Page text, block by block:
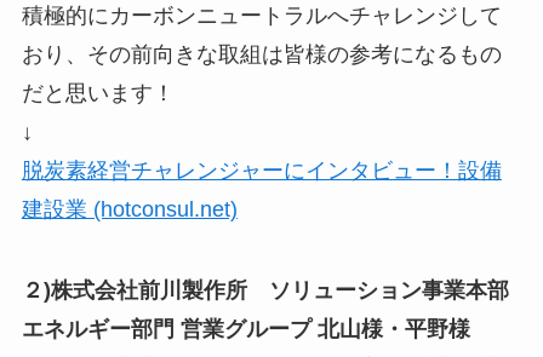
積極的にカーボンニュートラルへチャレンジして
おり、その前向きな取組は皆様の参考になるもの
だと思います！
↓
脱炭素経営チャレンジャーにインタビュー！設備
建設業 (hotconsul.net)
２)株式会社前川製作所 ソリューション事業本部
エネルギー部門 営業グループ 北山様・平野様